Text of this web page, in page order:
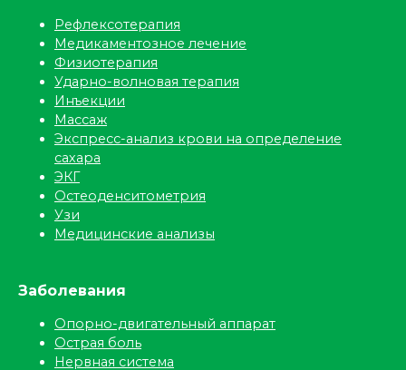
Рефлексотерапия
Медикаментозное лечение
Физиотерапия
Ударно-волновая терапия
Инъекции
Массаж
Экспресс-анализ крови на определение
сахара
ЭКГ
Остеоденситометрия
Узи
Медицинские анализы
Заболевания
Опорно-двигательный аппарат
Острая боль
Нервная система